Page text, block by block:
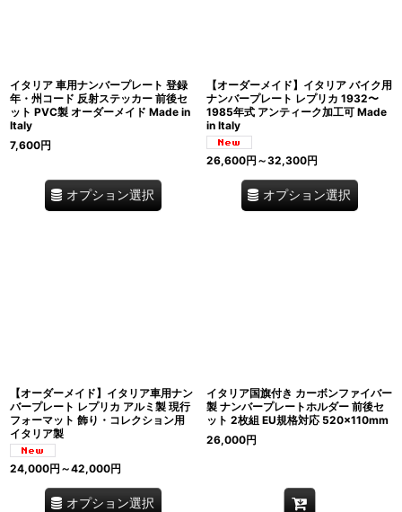
イタリア 車用ナンバープレート 登録
年・州コード 反射ステッカー 前後セ
ット PVC製 オーダーメイド Made in
Italy
7,600円
オプション選択
【オーダーメイド】イタリア バイク用
ナンバープレート レプリカ 1932〜
1985年式 アンティーク加工可 Made
in Italy
26,600円 ～32,300円
オプション選択
【オーダーメイド】イタリア車用ナン
バープレート レプリカ アルミ製 現行
フォーマット 飾り・コレクション用
イタリア製
24,000円 ～42,000円
オプション選択
イタリア国旗付き カーボンファイバー
製 ナンバープレートホルダー 前後セ
ット 2枚組 EU規格対応 520×110mm
26,000円